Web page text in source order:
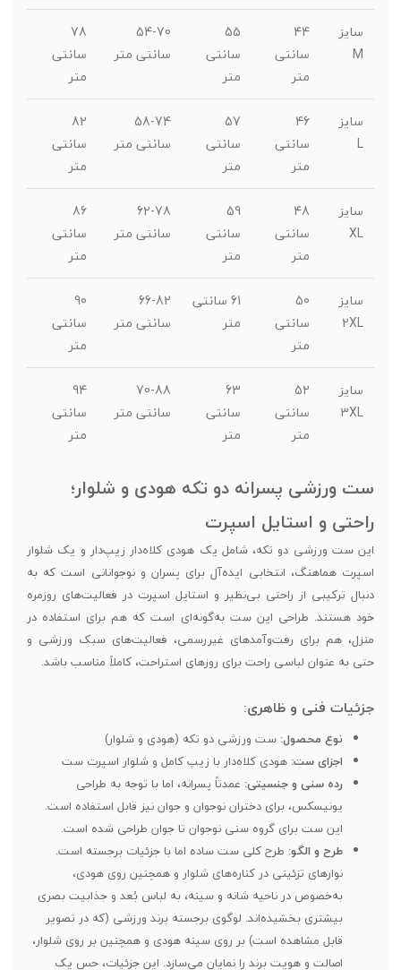
سایز
M
44
سانتی
متر
55
سانتی
متر
54-70
سانتی متر
78
سانتی
متر
سایز
L
46
سانتی
متر
57
سانتی
متر
58-74
سانتی متر
82
سانتی
متر
سایز
XL
48
سانتی
متر
59
سانتی
متر
62-78
سانتی متر
86
سانتی
متر
سایز
2XL
50
سانتی
متر
61 سانتی
متر
66-82
سانتی متر
90
سانتی
متر
سایز
3XL
52
سانتی
متر
63
سانتی
متر
70-88
سانتی متر
94
سانتی
متر
ست ورزشی پسرانه دو تکه هودی و شلوار؛
راحتی و استایل اسپرت
این ست ورزشی دو تکه، شامل یک هودی کلاه‌دار زیپ‌دار و یک شلوار
اسپرت هماهنگ، انتخابی ایده‌آل برای پسران و نوجوانانی است که به
دنبال ترکیبی از راحتی بی‌نظیر و استایل اسپرت در فعالیت‌های روزمره
خود هستند. طراحی این ست به‌گونه‌ای است که هم برای استفاده در
منزل، هم برای رفت‌وآمدهای غیررسمی، فعالیت‌های سبک ورزشی و
حتی به عنوان لباسی راحت برای روزهای استراحت، کاملاً مناسب باشد.
جزئیات فنی و ظاهری:
نوع محصول: ست ورزشی دو تکه (هودی و شلوار)
اجزای ست: هودی کلاه‌دار با زیپ کامل و شلوار اسپرت ست
رده سنی و جنسیتی: عمدتاً پسرانه، اما با توجه به طراحی
یونیسکس، برای دختران نوجوان و جوان نیز قابل استفاده است.
این ست برای گروه سنی نوجوان تا جوان طراحی شده است.
طرح و الگو: طرح کلی ست ساده اما با جزئیات برجسته است.
نوارهای تزئینی در کناره‌های شلوار و همچنین روی هودی،
به‌خصوص در ناحیه شانه و سینه، به لباس بُعد و جذابیت بصری
بیشتری بخشیده‌اند. لوگوی برجسته برند ورزشی (که در تصویر
قابل مشاهده است) بر روی سینه هودی و همچنین بر روی شلوار،
اصالت و هویت برند را نمایان می‌سازد. این جزئیات، حس یک